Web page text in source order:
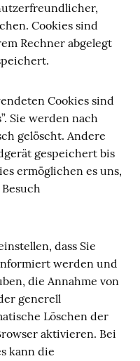
Cookies sind
Rechner abgelegt
Cookies sind
Sie werden nach
gelöscht. Andere
gespeichert bis
ermöglichen es uns,
dass Sie
werden und
die Annahme von
generell
Löschen der
aktivieren. Bei
kann die